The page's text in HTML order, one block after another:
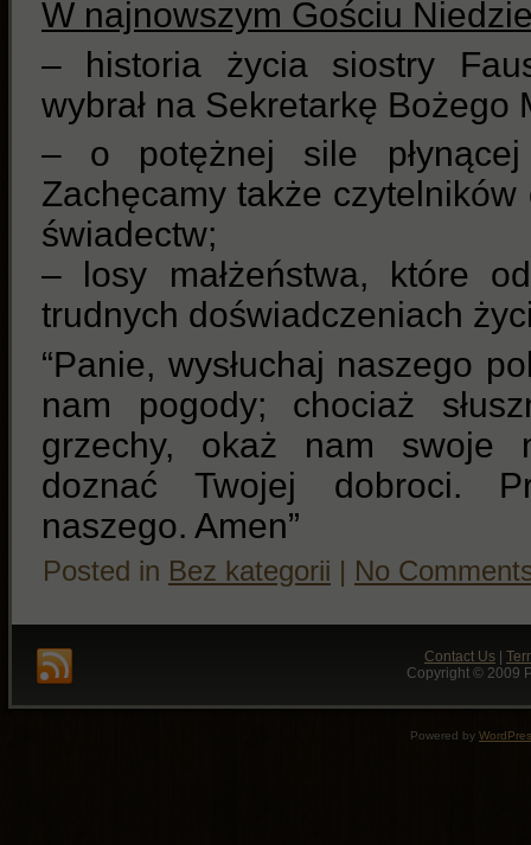
W najnowszym Gościu
– historia życia siostry
wybrał na Sekretarkę Bożego
– o potężnej sile
Zachęcamy także czytelników
świadectw;
– losy małżeństwa, które
trudnych doświadczeniach
“Panie, wysłuchaj naszego
nam pogody; chociaż
grzechy, okaż nam swoje
doznać Twojej dobroci.
naszego. Amen”
Posted in Bez kategorii No
Contact Us
Copyright © 2009
Powered by